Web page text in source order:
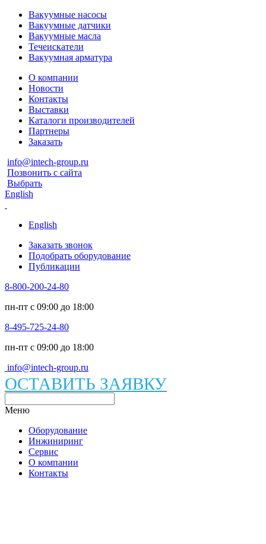
Вакуумные насосы
Вакуумные датчики
Вакуумные масла
Течеискатели
Вакуумная арматура
О компании
Новости
Контакты
Выставки
Каталоги производителей
Партнеры
Заказать
info@intech-group.ru
Позвонить с сайта
Выбрать
English
English
Заказать звонок
Подобрать оборудование
Публикации
8-800-200-24-80
пн-пт c 09:00 до 18:00
8-495-725-24-80
пн-пт c 09:00 до 18:00
info@intech-group.ru
ОСТАВИТЬ ЗАЯВКУ
Меню
Оборудование
Инжиниринг
Сервис
О компании
Контакты